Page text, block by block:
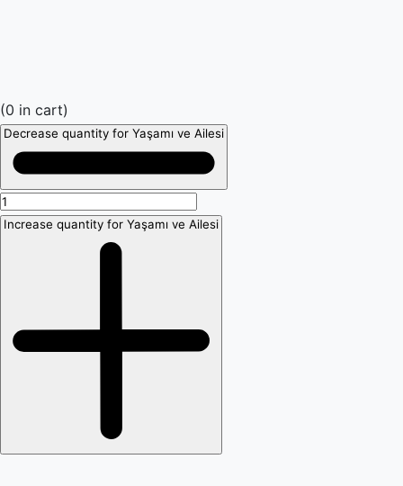
(0 in cart)
Decrease quantity for Yaşamı ve Ailesi
Increase quantity for Yaşamı ve Ailesi